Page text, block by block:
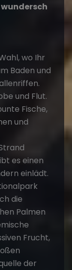
wo Ihr
Baden und
und Flut.
Fische,
und
es einen
einlädt.
die
Palmen
Frucht,
der